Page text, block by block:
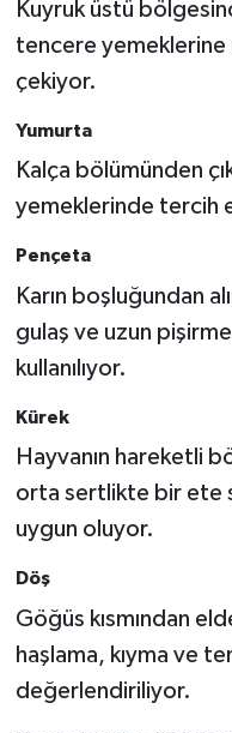
Kuyruk üstü
tencere yemeklerine
çekiyor.
Yumurta
Kalça bölümünden
yemeklerinde tercih
Pençeta
Karın boşluğundan
gulaş ve uzun
kullanılıyor.
Kürek
Hayvanın hareketli
orta sertlikte bir ete
uygun oluyor.
Döş
Göğüs kısmından
haşlama, kıyma ve
değerlendiriliyor.